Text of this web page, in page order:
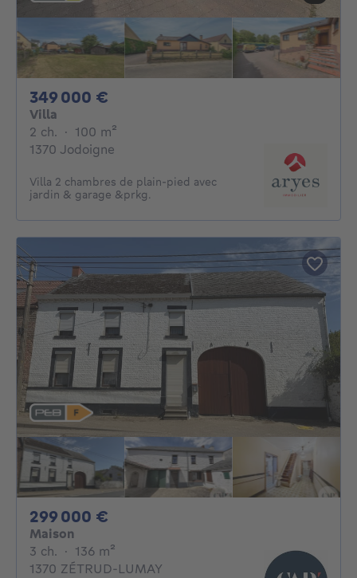
349 000 €
Villa
2 ch. 2 chambres
· 100 m²
1370 Jodoigne
Villa 2 chambres de plain-pied avec
jardin & garage &prkg.
299 000 €
Maison
3 ch. 3 chambres
· 136 m²
1370 ZÉTRUD-LUMAY